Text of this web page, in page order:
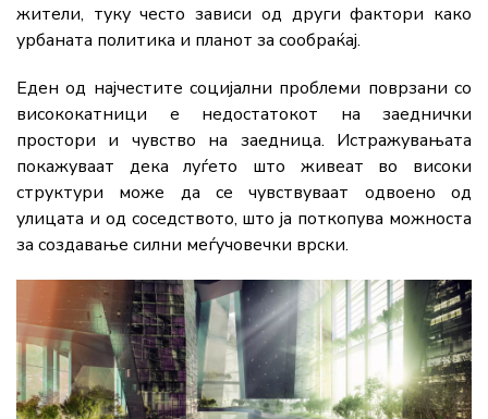
жители, туку често зависи од други фактори како
урбаната политика и планот за сообраќај.
Еден од најчестите социјални проблеми поврзани со
висококатници е недостатокот на заеднички
простори и чувство на заедница. Истражувањата
покажуваат дека луѓето што живеат во високи
структури може да се чувствуваат одвоено од
улицата и од соседството, што ја поткопува можноста
за создавање силни меѓучовечки врски.